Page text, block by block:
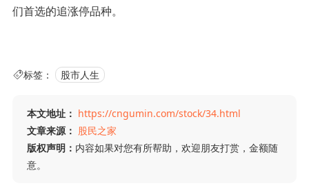
们首选的追涨停品种。
标签： 股市人生
本文地址： https://cngumin.com/stock/34.html
文章来源： 股民之家
版权声明： 内容如果对您有所帮助，欢迎朋友打赏，金额随
意。